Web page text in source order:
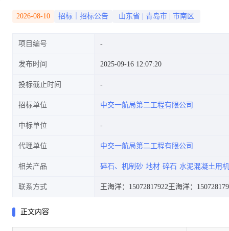
告-二公司浙江(六横)-公开-地
材-202508002
2026-08-10 招标｜招标公告 山东省 青岛市 市南区
项目编号
发布时间 2025-09-16 12:07:20
投标截止时间
招标单位 中交一航局第二工程有限公司
中标单位
代理单位 中交一航局第二工程有限公司
相关产品 碎石、机制砂 地材 碎石 水泥混凝土用
联系方式 王海洋：15072817922王海洋：
正文内容